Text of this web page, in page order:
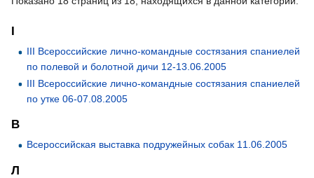
III Всероссийские лично-командные состязания спаниелей
по полевой и болотной дичи 12-13.06.2005
III Всероссийские лично-командные состязания спаниелей
по утке 06-07.08.2005
В
Всероссийская выставка подружейных собак 11.06.2005
Л